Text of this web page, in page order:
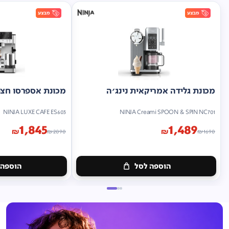
מכונת גלידה אמריקאית נינג'ה
NINJA Creami SPOON & SPIN NC701
₪1690
₪1,489
הוספה לסל
מכונת אספרסו
NINJA LUXE CAFE ES603
₪2090
₪1,845